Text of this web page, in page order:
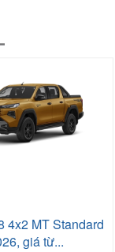
4x2 MT Standard
giá từ...